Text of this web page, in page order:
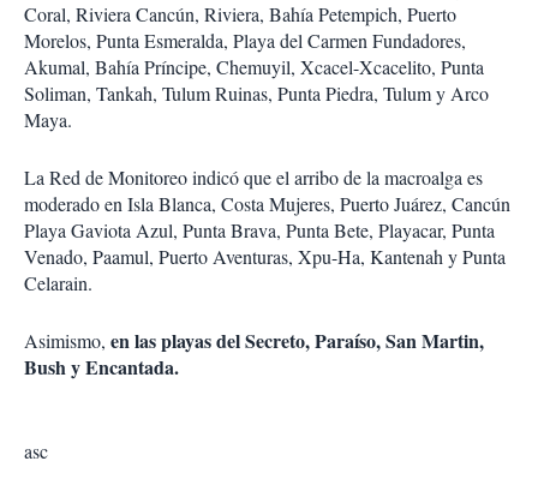
Coral, Riviera Cancún, Riviera, Bahía Petempich, Puerto
Morelos, Punta Esmeralda, Playa del Carmen Fundadores,
Akumal, Bahía Príncipe, Chemuyil, Xcacel-Xcacelito, Punta
Soliman, Tankah, Tulum Ruinas, Punta Piedra, Tulum y Arco
Maya.
La Red de Monitoreo indicó que el arribo de la macroalga es
moderado en Isla Blanca, Costa Mujeres, Puerto Juárez, Cancún
Playa Gaviota Azul, Punta Brava, Punta Bete, Playacar, Punta
Venado, Paamul, Puerto Aventuras, Xpu-Ha, Kantenah y Punta
Celarain.
Asimismo, en las playas del Secreto, Paraíso, San Martin,
Bush y Encantada.
asc